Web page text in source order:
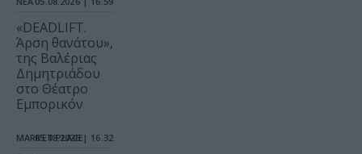
«DEADLIFT.
Άρση θανάτου»,
της Βαλέριας
Δημητριάδου
στο Θέατρο
Εμπορικόν
MARKET PLACE
05.08.2026 | 16.32